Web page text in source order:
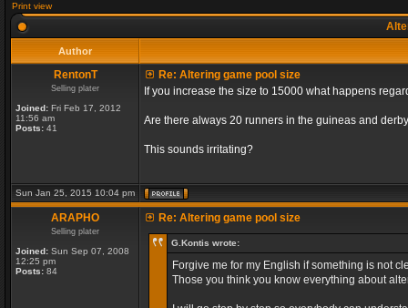
Print view
Author
RentonT
Selling plater
Joined: Fri Feb 17, 2012
11:56 am
Posts: 41
Re: Altering game pool size
If you increase the size to 15000 what happens
Are there always 20 runners in the guineas and
This sounds irritating?
Sun Jan 25, 2015 10:04 pm
ARAPHO
Selling plater
Joined: Sun Sep 07, 2008
12:25 pm
Posts: 84
Re: Altering game pool size
G.Kontis wrote:
Forgive me for my English if something is not
Those you think you know everything about